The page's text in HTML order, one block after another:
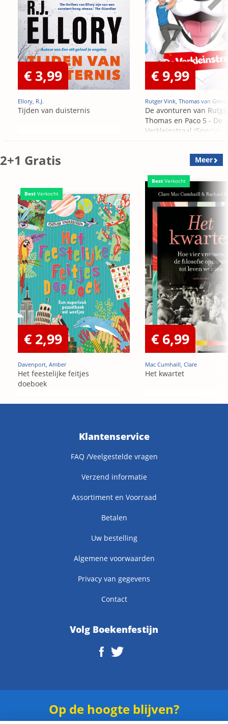
€ 3,99
Ellory, R.J.
Tijden van duisternis
€ 9,99
Rutger Vink, Thomas van
De avonturen van
Thomas en Paco 5 - De
Verkleinstraal (Special
2+1 Gratis Meer
Best Verkocht
€ 2,99
Davenport, Amber
Het feestelijke feitjes
doeboek
Best Verkocht
€ 6,99
Mac Cumhaill, Clare
Het kwartet
Klantenservice
FAQ /Veelgestelde vragen
Verzend informatie
Assortiment en Voorraad
Betalen
Uw bestelling
Algemene voorwaarden
Privacy van gegevens
Contact
Volg Boekenfestijn
Op de hoogte blijven?